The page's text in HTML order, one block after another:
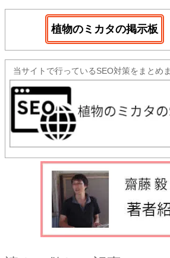
植物のミカタの掲示板
当サイトで行っているSEO対策をまとめま